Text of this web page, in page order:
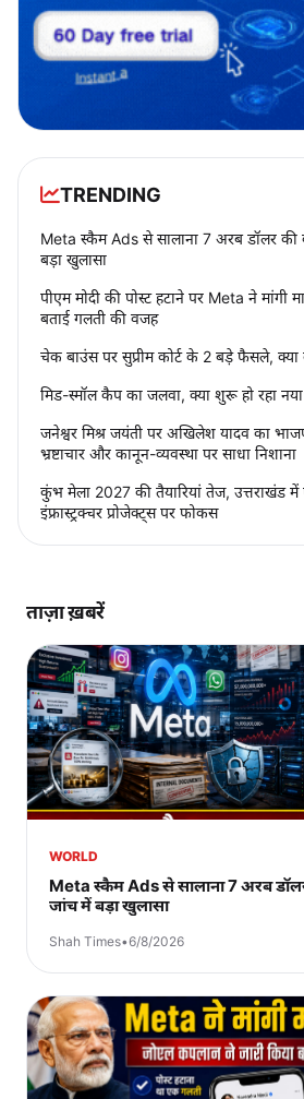
TRENDING
Meta स्कैम Ads से सालाना 7 अरब डॉलर की
बड़ा खुलासा
पीएम मोदी की पोस्ट हटाने पर Meta ने मांगी
बताई गलती की वजह
चेक बाउंस पर सुप्रीम कोर्ट के 2 बड़े फैसले, क्या
मिड-स्मॉल कैप का जलवा, क्या शुरू हो रहा
जनेश्वर मिश्र जयंती पर अखिलेश यादव का
भ्रष्टाचार और कानून-व्यवस्था पर साधा निशाना
कुंभ मेला 2027 की तैयारियां तेज, उत्तराखंड
इंफ्रास्ट्रक्चर प्रोजेक्ट्स पर फोकस
ताज़ा ख़बरें
WORLD
Meta स्कैम Ads से सालाना 7 अरब
जांच में बड़ा खुलासा
Shah Times•6/8/2026